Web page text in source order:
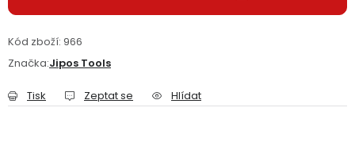
Reklamační formulář
Kód zboží: 966
Značka:Jipos Tools
Tisk Zeptat se Hlídat